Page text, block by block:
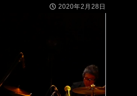
2020年2月28日